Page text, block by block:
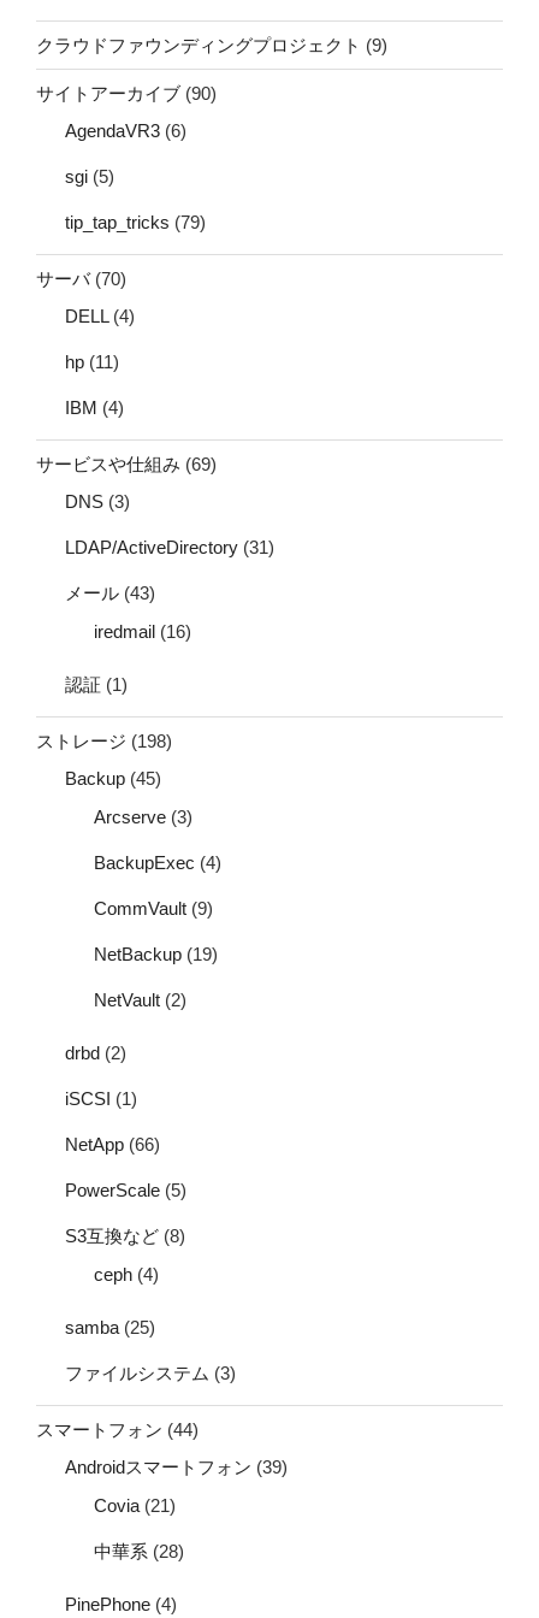
クラウドファウンディングプロジェクト (9)
サイトアーカイブ (90)
AgendaVR3 (6)
sgi (5)
tip_tap_tricks (79)
サーバ(70)
DELL(4)
hp (11)
IBM (4)
サービスや仕組み (69)
DNS (3)
LDAP/ActiveDirectory (31)
メール (43)
iredmail (16)
認証 (1)
ストレージ (198)
Backup (45)
Arcserve (3)
BackupExec (4)
CommVault (9)
NetBackup (19)
NetVault (2)
drbd (2)
iSCSI (1)
NetApp (66)
PowerScale (5)
S3互換など (8)
ceph (4)
samba (25)
ファイルシステム (3)
スマートフォン (44)
Androidスマートフォン (39)
Covia (21)
中華系 (28)
PinePhone (4)